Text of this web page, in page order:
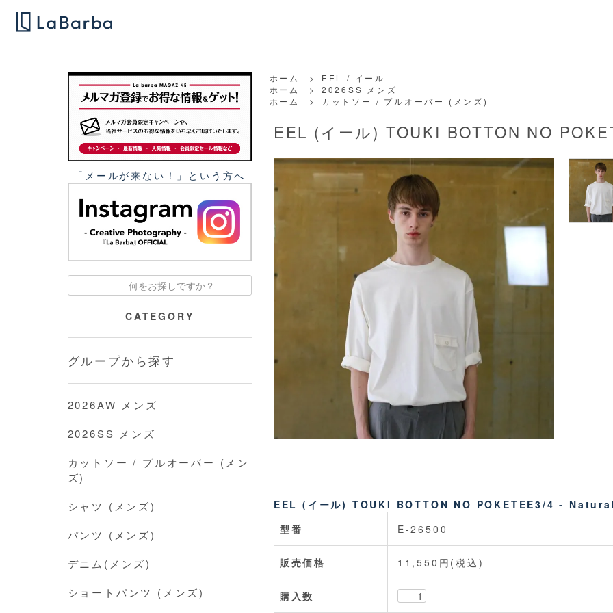
ホーム >
EEL / イール
ホーム
>
2026SS メンズ
ホーム
> カットソー / プルオーバー (メンズ)
EEL (イール) TOUKI BOTTON NO
EEL (イール) TOUKI BOTTON NO POKETEE3/4 - Natural
型番
E-26500
販売価格 11,550円(税込)
購入数
「メールが来ない！」という⽅へ
CATEGORY
グループから探す
2026AW メンズ
2026SS メンズ
カットソー / プルオーバー (メン
ズ)
シャツ (メンズ)
パンツ (メンズ)
デニム(メンズ)
ショートパンツ (メンズ)